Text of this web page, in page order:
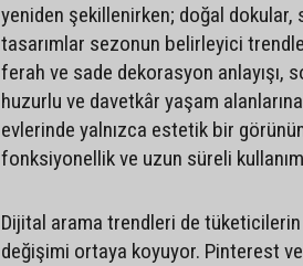
yeniden şekillenirken; doğal dokular,
tasarımlar sezonun belirleyici
ferah ve sade dekorasyon anlayışı,
huzurlu ve davetkâr yaşam
evlerinde yalnızca estetik bir
fonksiyonellik ve uzun süreli
Dijital arama trendleri de
değişimi ortaya koyuyor. Pinterest